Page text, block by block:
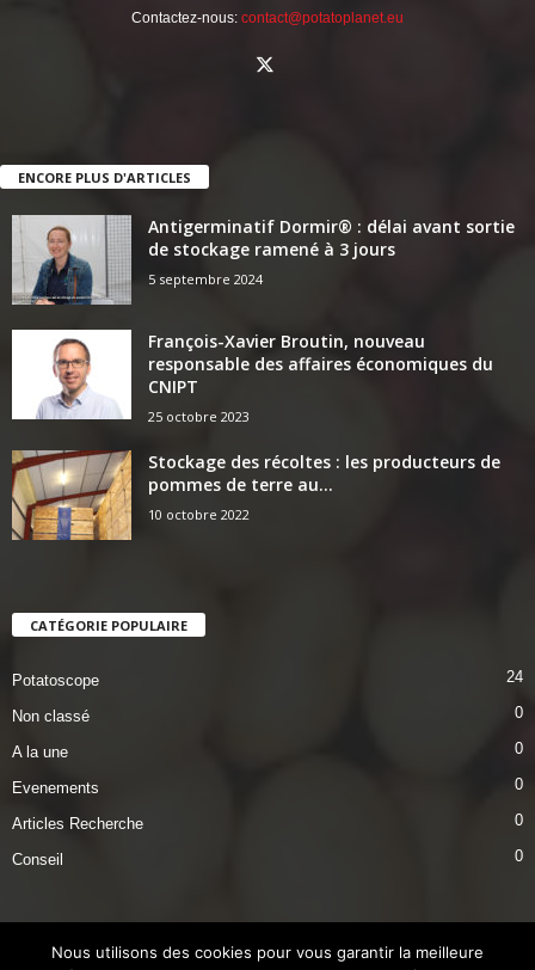
Contactez-nous: contact@potatoplanet.eu
ENCORE PLUS D'ARTICLES
Antigerminatif Dormir® : délai avant sortie
de stockage ramené à 3 jours
5 septembre 2024
François-Xavier Broutin, nouveau
responsable des affaires économiques du
CNIPT
25 octobre 2023
Stockage des récoltes : les producteurs de
pommes de terre au...
10 octobre 2022
CATÉGORIE POPULAIRE
Potatoscope 24
Non classé 0
A la une 0
Evenements 0
Articles Recherche 0
Conseil 0
Nous utilisons des cookies pour vous garantir la meilleure